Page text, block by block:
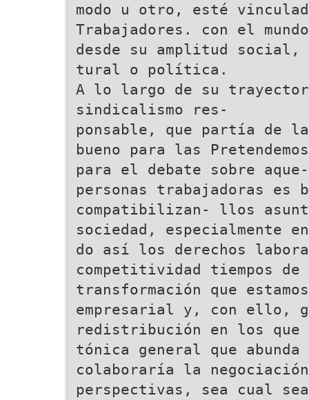
modo u otro, esté
Trabajadores. con el
desde su amplitud
tural o política.
A lo largo de su
sindicalismo res-
ponsable, que partía de
bueno para las
para el debate sobre aque-
personas trabajadoras es
compatibilizan- llos
sociedad, especialmente
do así los derechos
competitividad tiempos
transformación que
empresarial y, con ello,
redistribución en los
tónica general que abunda
colaboraría la
perspectivas, sea cual